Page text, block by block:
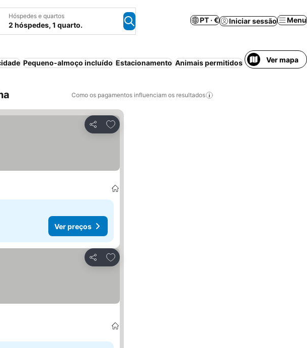
Hóspedes e quartos
2 hóspedes, 1 quarto.
PT · € Iniciar sessão Menu
Pequeno-almoço incluído Estacionamento Animais permitidos Meia-pensão
Ver mapa
Como os pagamentos influenciam os resultados
Partilhar
Adicionar aos favoritos
Ver preços
Partilhar
Adicionar aos favoritos